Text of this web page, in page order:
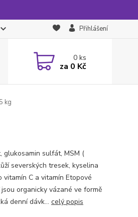
Přihlášení
0ks
za 0 Kč
kg
glukosamin sulfát, MSM (
severských tresek, kyselina
C a vitamín Etopové
organicky vázané ve formě
denní dávk... celý popis